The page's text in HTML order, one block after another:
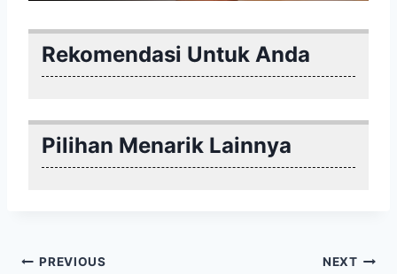
Rekomendasi Untuk Anda
Pilihan Menarik Lainnya
Post
PREVIOUS NEXT